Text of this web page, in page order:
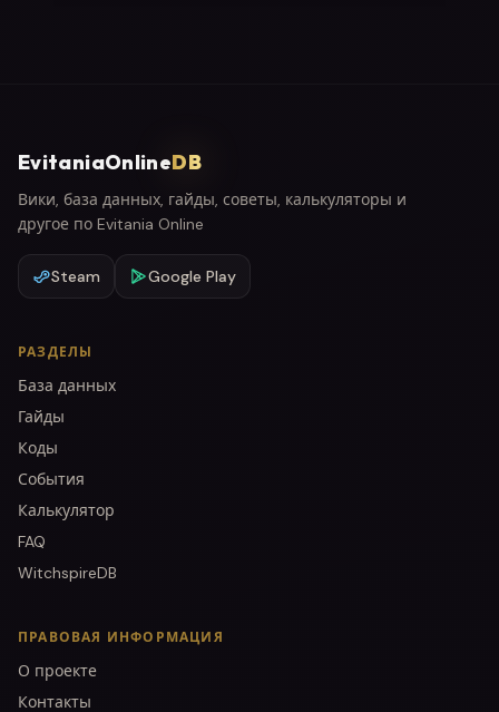
EvitaniaOnlineDB
Вики, база данных, гайды, советы, калькуляторы и
другое по Evitania Online
Steam Google Play
РАЗДЕЛЫ
База данных
Гайды
Коды
События
Калькулятор
FAQ
WitchspireDB
ПРАВОВАЯ ИНФОРМАЦИЯ
О проекте
Контакты